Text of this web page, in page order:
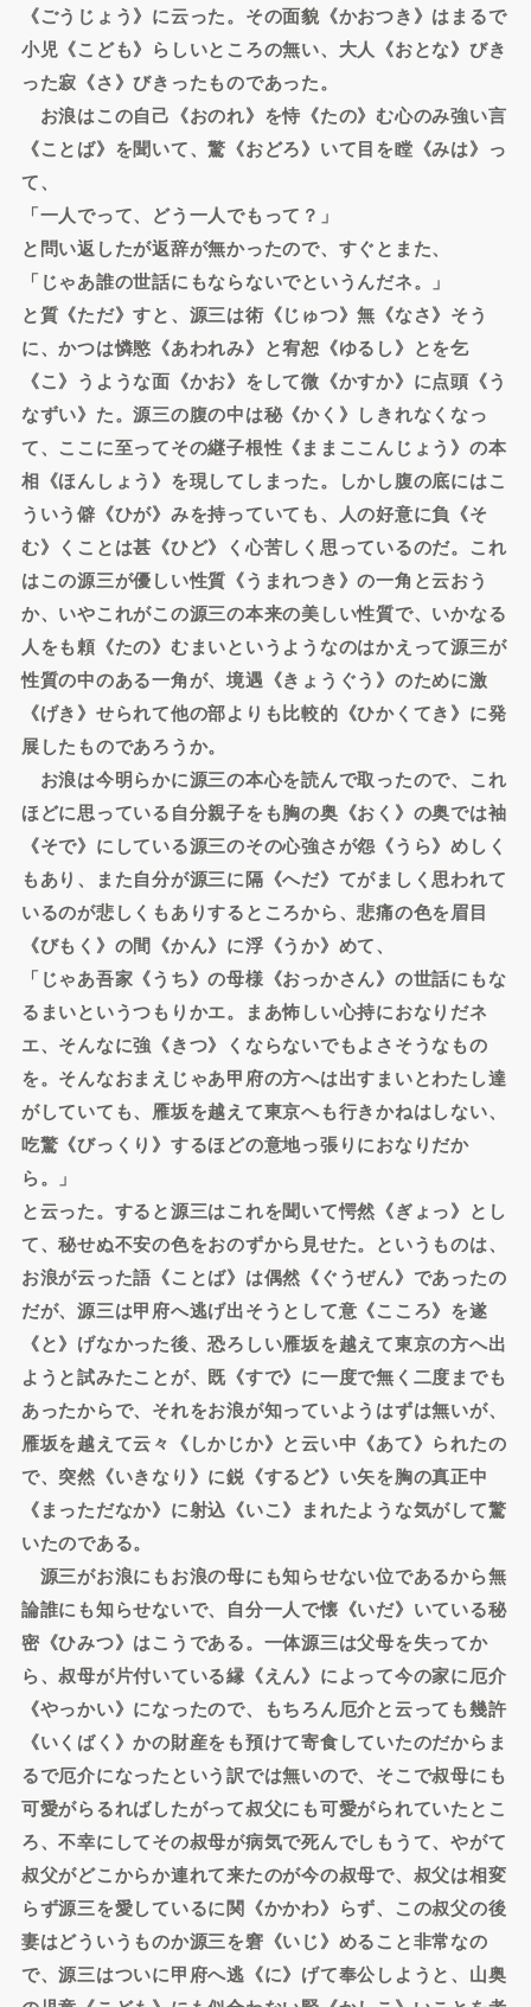
《ごうじょう》に云った。その面貌《かおつき》はまるで
小児《こども》らしいところの無い、大人《おとな》びき
った寂《さ》びきったものであった。
お浪はこの自己《おのれ》を恃《たの》む心のみ強い言
《ことば》を聞いて、驚《おどろ》いて目を瞠《みは》っ
て、
「一人でって、どう一人でもって？」
と問い返したが返辞が無かったので、すぐとまた、
「じゃあ誰の世話にもならないでというんだネ。」
と質《ただ》すと、源三は術《じゅつ》無《なさ》そう
に、かつは憐愍《あわれみ》と宥恕《ゆるし》とを乞
《こ》うような面《かお》をして微《かすか》に点頭《う
なずい》た。源三の腹の中は秘《かく》しきれなくなっ
て、ここに至ってその継子根性《ままここんじょう》の本
相《ほんしょう》を現してしまった。しかし腹の底にはこ
ういう僻《ひが》みを持っていても、人の好意に負《そ
む》くことは甚《ひど》く心苦しく思っているのだ。これ
はこの源三が優しい性質《うまれつき》の一角と云おう
か、いやこれがこの源三の本来の美しい性質で、いかなる
人をも頼《たの》むまいというようなのはかえって源三が
性質の中のある一角が、境遇《きょうぐう》のために激
《げき》せられて他の部よりも比較的《ひかくてき》に発
展したものであろうか。
お浪は今明らかに源三の本心を読んで取ったので、これ
ほどに思っている自分親子をも胸の奥《おく》の奥では袖
《そで》にしている源三のその心強さが怨《うら》めしく
もあり、また自分が源三に隔《へだ》てがましく思われて
いるのが悲しくもありするところから、悲痛の色を眉目
《びもく》の間《かん》に浮《うか》めて、
「じゃあ吾家《うち》の母様《おっかさん》の世話にもな
るまいというつもりかエ。まあ怖しい心持におなりだネ
エ、そんなに強《きつ》くならないでもよさそうなもの
を。そんなおまえじゃあ甲府の方へは出すまいとわたし達
がしていても、雁坂を越えて東京へも行きかねはしない、
吃驚《びっくり》するほどの意地っ張りにおなりだか
ら。」
と云った。すると源三はこれを聞いて愕然《ぎょっ》とし
て、秘せぬ不安の色をおのずから見せた。というものは、
お浪が云った語《ことば》は偶然《ぐうぜん》であったの
だが、源三は甲府へ逃げ出そうとして意《こころ》を遂
《と》げなかった後、恐ろしい雁坂を越えて東京の方へ出
ようと試みたことが、既《すで》に一度で無く二度までも
あったからで、それをお浪が知っていようはずは無いが、
雁坂を越えて云々《しかじか》と云い中《あて》られたの
で、突然《いきなり》に鋭《するど》い矢を胸の真正中
《まっただなか》に射込《いこ》まれたような気がして驚
いたのである。
源三がお浪にもお浪の母にも知らせない位であるから無
論誰にも知らせないで、自分一人で懐《いだ》いている秘
密《ひみつ》はこうである。一体源三は父母を失ってか
ら、叔母が片付いている縁《えん》によって今の家に厄介
《やっかい》になったので、もちろん厄介と云っても幾許
《いくばく》かの財産をも預けて寄食していたのだからま
るで厄介になったという訳では無いので、そこで叔母にも
可愛がらるればしたがって叔父にも可愛がられていたとこ
ろ、不幸にしてその叔母が病気で死んでしもうて、やがて
叔父がどこからか連れて来たのが今の叔母で、叔父は相変
らず源三を愛しているに関《かかわ》らず、この叔父の後
妻はどういうものか源三を窘《いじ》めること非常なの
で、源三はついに甲府へ逃《に》げて奉公しようと、山奥